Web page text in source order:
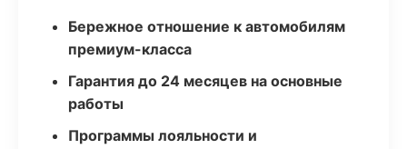
Бережное отношение к автомобилям
премиум-класса
Гарантия до 24 месяцев на основные
работы
Программы лояльности и